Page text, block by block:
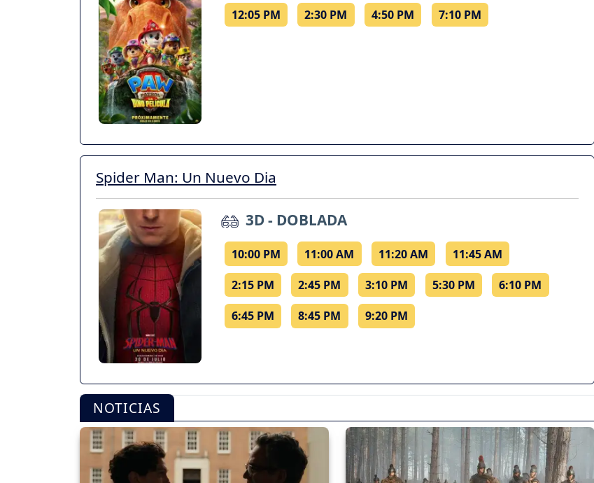
12:05 PM 2:30 PM 4:50 PM 7:10 PM
Spider Man: Un Nuevo Dia
3D - DOBLADA
10:00 PM 11:00 AM 11:20 AM 11:45 AM
2:15 PM 2:45 PM 3:10 PM 5:30 PM 6:10 PM
6:45 PM 8:45 PM 9:20 PM
NOTICIAS